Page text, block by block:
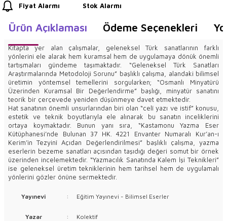
Fiyat Alarmı Stok Alarmı
Ürün Açıklaması Ödeme Seçenekleri
Kitapta yer alan çalışmalar, geleneksel Türk sanatlarının farklı
yönlerini ele alarak hem kuramsal hem de uygulamaya dönük önemli
tartışmaları gündeme taşımaktadır. “Geleneksel Türk Sanatları
Araştırmalarında Metodoloji Sorunu” başlıklı çalışma, alandaki bilimsel
üretimin yöntemsel temellerini sorgularken; “Osmanlı Minyatürü
Üzerinden Kuramsal Bir Değerlendirme” başlığı, minyatür sanatını
teorik bir çerçevede yeniden düşünmeye davet etmektedir.
Hat sanatının önemli unsurlarından biri olan “celî yazı ve istif” konusu,
estetik ve teknik boyutlarıyla ele alınarak bu sanatın inceliklerini
ortaya koymaktadır. Bunun yanı sıra, “Kastamonu Yazma Eser
Kütüphanesi’nde Bulunan 37 HK. 4221 Envanter Numaralı Kur’an-ı
Kerim’in Tezyinî Açıdan Değerlendirilmesi” başlıklı çalışma, yazma
eserlerin bezeme sanatları açısından taşıdığı değeri somut bir örnek
üzerinden incelemektedir. “Yazmacılık Sanatında Kalem İşi Teknikleri”
ise geleneksel üretim tekniklerinin hem tarihsel hem de uygulamalı
yönlerini gözler önüne sermektedir.
Yayınevi : Eğitim Yayınevi - Bilimsel Eserler
Yazar : Kolektif